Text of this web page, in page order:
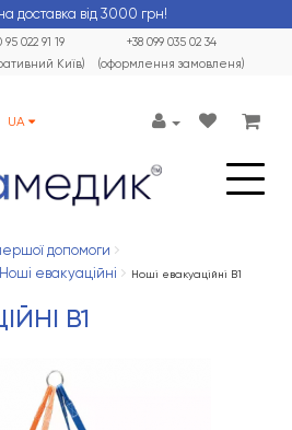
доставка від 3000 грн!
+38 099 035 02 34
(оформлення замовленя)
95 022 91 19
Київ)
UA
допомоги
Ноші евакуаційні Ноші евакуаційні В1
В1